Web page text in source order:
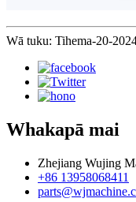
Wā tuku: Tihema-20-
Whakapā mai
Zhejiang Wujing
+86 13958068411